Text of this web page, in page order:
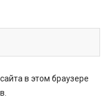
в этом браузере